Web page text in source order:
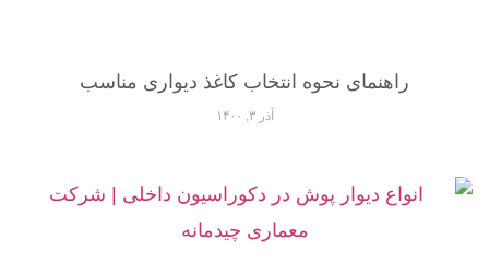
راهنمای نحوه انتخاب کاغذ دیواری مناسب
آذر ۳, ۱۴۰۰